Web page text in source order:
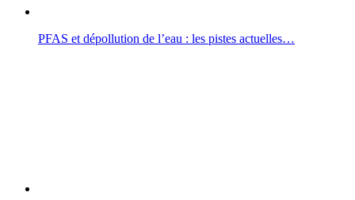
PFAS et dépollution de l’eau : les pistes actuelles…